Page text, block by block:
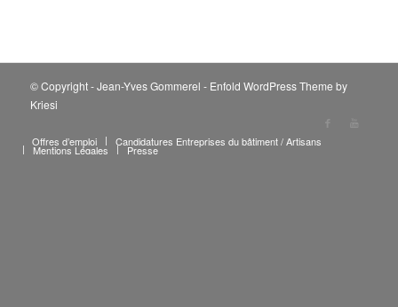
© Copyright - Jean-Yves Gommerel - Enfold WordPress Theme by
Kriesi
Offres d’emploi Candidatures Entreprises du bâtiment / Artisans
Mentions Légales Presse